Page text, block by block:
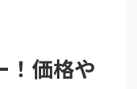
！価格や